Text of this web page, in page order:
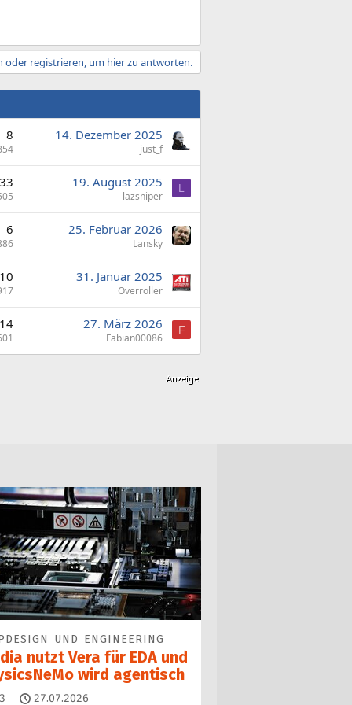
oder registrieren, um hier zu antworten.
8 14. Dezember 2025
just_f
33 19. August 2025
lazsniper
L
6 25. Februar 2026
Lansky
10 31. Januar 2025
Overroller
14 27. März 2026
Fabian00086
F
UND ENGINEERING
nutzt Vera für EDA und
wird agentisch
Kommentare
27.07.2026